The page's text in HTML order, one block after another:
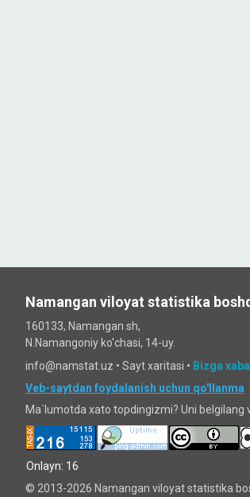
Namangan viloyat statistika
160133, Namangan sh,
N.Namangoniy ko'chasi, 14-uy.
info@namstat.uz • Sayt xaritasi • Bizga
Veb-saytdan foydalanish uchun qo'llanma
Ma`lumotda xato topdingizmi? Uni belgilang
Onlayn: 16
© 2013-2026 Namangan viloyat statistika